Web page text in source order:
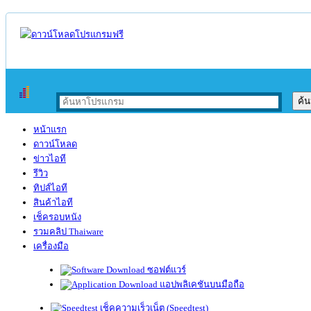
หน้าแรก
ดาวน์โหลด
ข่าวไอที
รีวิว
ทิปส์ไอที
สินค้าไอที
เช็ครอบหนัง
รวมคลิป Thaiware
เครื่องมือ
ซอฟต์แวร์
แอปพลิเคชันบนมือถือ
เช็คความเร็วเน็ต (Speedtest)